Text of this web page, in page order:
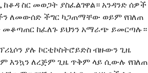
ስር መወጋት ያስፈልገዋል። አንዳንድ ሰዎች
ለመውሰድ ችግር ካጋጠማቸው ወይም የበለጠ
መቆጣጠር ከፈለጉ ይህንን አማራጭ ይመርጣሉ።
ያሉ ኮርቲኮስትሮይድስ ብዙውን ጊዜ
እንኳን ለረጅም ጊዜ ጥቅም ላይ ሲውሉ የበለጠ